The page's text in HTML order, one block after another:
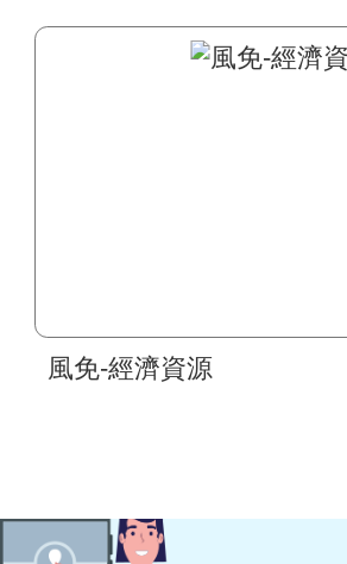
風免-經濟資源